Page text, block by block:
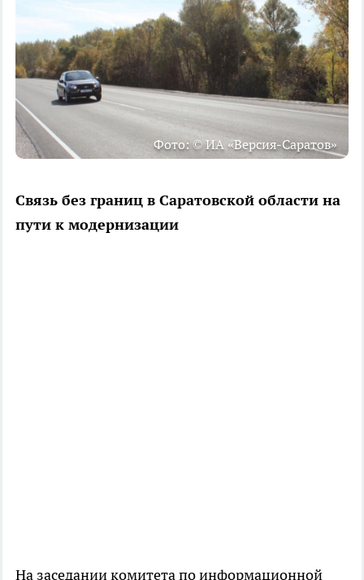
Фото: © ИА «Версия-Саратов»
Связь без границ в Саратовской области на
пути к модернизации
На заседании комитета по информационной